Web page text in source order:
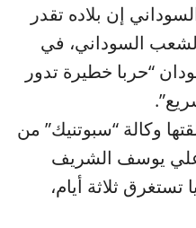
إن بلاده تقدر
السوداني، في
“حربا خطيرة تدور
وكالة “سبوتنيك” من
علي يوسف الشريف
ثلاثة أيام،